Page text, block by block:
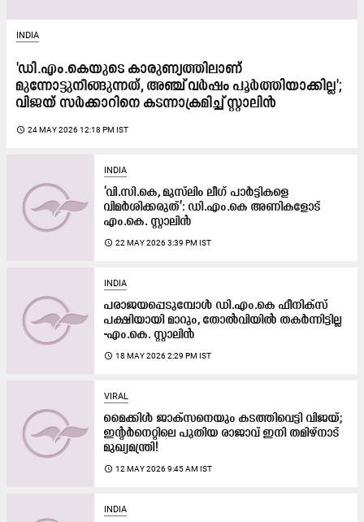
INDIA
'ഡി.എം.കെയുടെ കാരുണ്യത്തിലാണ്
മുന്നോട്ടുനീങ്ങുന്നത്, അഞ്ച് വർഷം പൂർത്തിയാക്കില്ല';
വിജയ് സർക്കാറിനെ കടന്നാക്രമിച്ച് സ്റ്റാലിൻ
access_time 24 MAY 2026 12:18 PM IST
INDIA
‘വി.സി.കെ, മുസ്‌ലിം ലീഗ് പാർട്ടികളെ
വിമർശിക്കരുത്’: ഡി.എം.കെ അണികളോട്
എം.കെ. സ്റ്റാലിൻ
access_time 22 MAY 2026 3:39 PM IST
INDIA
പരാജയപ്പെടുമ്പോൾ ഡി.എം.കെ ഫീനിക്സ്
പക്ഷിയായി മാറും, തോൽവിയിൽ തകർന്നിട്ടില്ല
-എം.കെ. സ്റ്റാലിൻ
access_time 18 MAY 2026 2:29 PM IST
VIRAL
മൈക്കിൾ ജാക്‌സനെയും കടത്തിവെട്ടി വിജയ്;
ഇന്റർനെറ്റിലെ പുതിയ രാജാവ് ഇനി തമിഴ്‌നാട്
മുഖ്യമന്ത്രി!
access_time 12 MAY 2026 9:45 AM IST
INDIA